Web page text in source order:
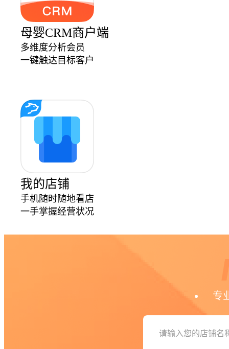
母婴CRM商户端
多维度分析会员
一键触达目标客户
我的店铺
手机随时随地看店
一手掌握经营状况
专